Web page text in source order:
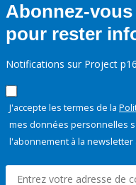
Abonnez-
pour rester
Notifications sur Project
J'accepte les termes de la
mes données personnelles
l'abonnement à la